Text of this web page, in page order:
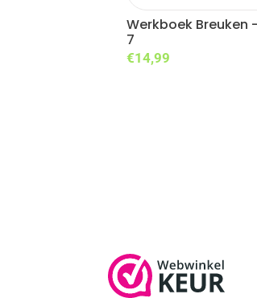
Werkboek Breuken
7
€14,99